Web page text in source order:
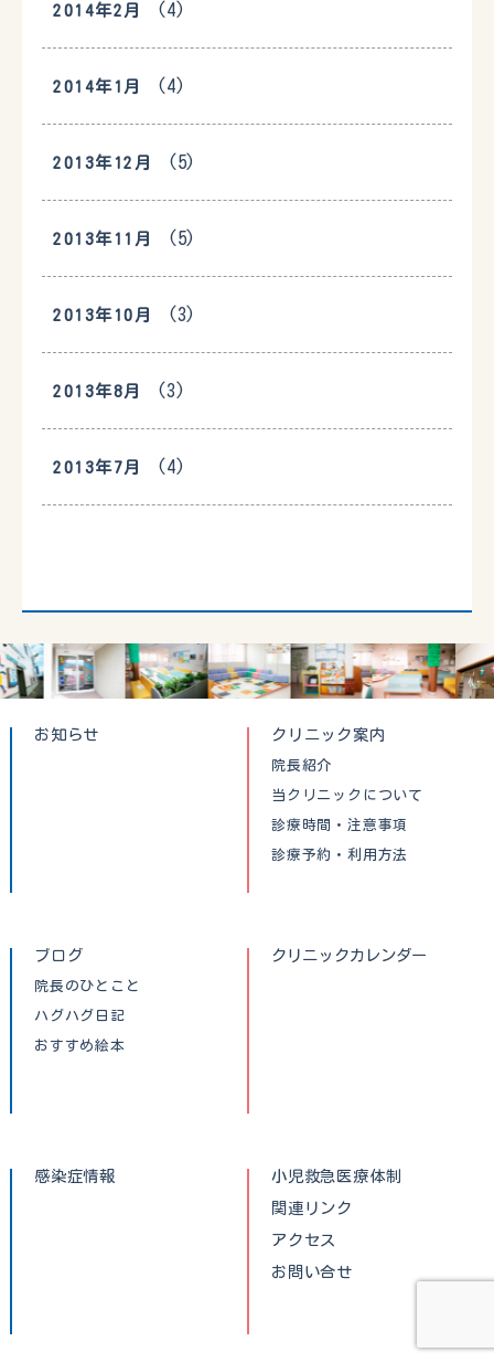
2014年2月 (4)
2014年1月 (4)
2013年12月 (5)
2013年11月 (5)
2013年10月 (3)
2013年8月 (3)
2013年7月 (4)
お知らせ クリニック案内
院長紹介
当クリニックについて
診療時間・注意事項
診療予約・利用方法
ブログ
院長のひとこと
ハグハグ日記
おすすめ絵本
クリニックカレンダー
感染症情報
小児救急医療体制
関連リンク
アクセス
お問い合せ